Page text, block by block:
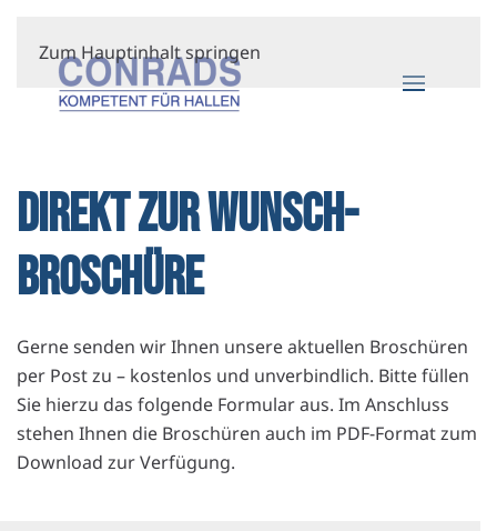
Zum Hauptinhalt springen
DIREKT ZUR WUNSCH-
BROSCHÜRE
Gerne senden wir Ihnen unsere aktuellen Broschüren
per Post zu – kostenlos und unverbindlich. Bitte füllen
Sie hierzu das folgende Formular aus. Im Anschluss
stehen Ihnen die Broschüren auch im PDF-Format zum
Download zur Verfügung.